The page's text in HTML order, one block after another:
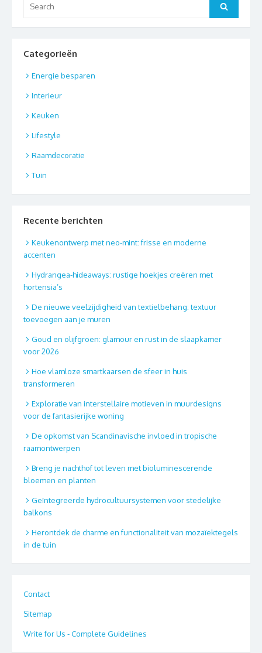
for:
Search
Categorieën
Energie besparen
Interieur
Keuken
Lifestyle
Raamdecoratie
Tuin
Recente berichten
Keukenontwerp met neo-mint: frisse en moderne
accenten
Hydrangea-hideaways: rustige hoekjes creëren met
hortensia’s
De nieuwe veelzijdigheid van textielbehang: textuur
toevoegen aan je muren
Goud en olijfgroen: glamour en rust in de slaapkamer
voor 2026
Hoe vlamloze smartkaarsen de sfeer in huis
transformeren
Exploratie van interstellaire motieven in muurdesigns
voor de fantasierijke woning
De opkomst van Scandinavische invloed in tropische
raamontwerpen
Breng je nachthof tot leven met bioluminescerende
bloemen en planten
Geïntegreerde hydrocultuursystemen voor stedelijke
balkons
Herontdek de charme en functionaliteit van mozaïektegels
in de tuin
Contact
Sitemap
Write for Us - Complete Guidelines